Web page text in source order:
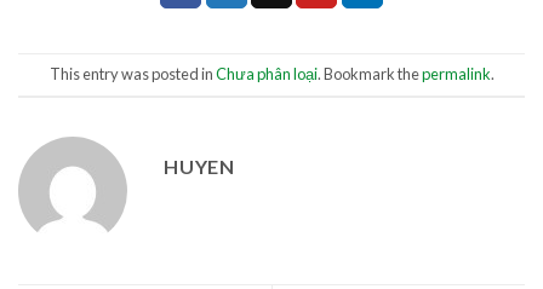
This entry was posted inChưa phân loại. Bookmark thepermalink.
HUYEN